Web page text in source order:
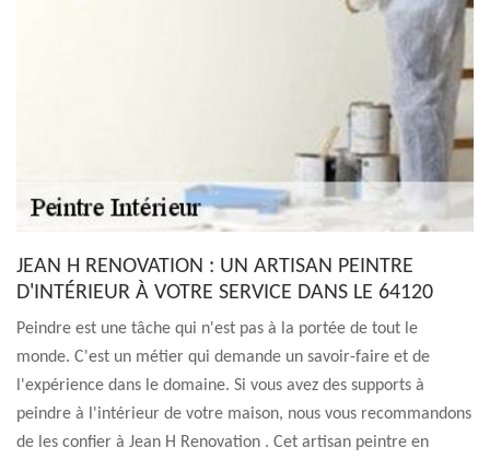
JEAN H RENOVATION : UN ARTISAN PEINTRE
D'INTÉRIEUR À VOTRE SERVICE DANS LE 64120
Peindre est une tâche qui n'est pas à la portée de tout le
monde. C'est un métier qui demande un savoir-faire et de
l'expérience dans le domaine. Si vous avez des supports à
peindre à l'intérieur de votre maison, nous vous recommandons
de les confier à Jean H Renovation . Cet artisan peintre en